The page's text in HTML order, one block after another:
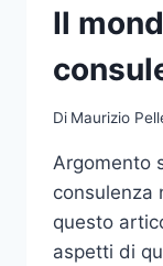
Il
Di Maurizio
Argomento
consulenza
questo
aspetti di